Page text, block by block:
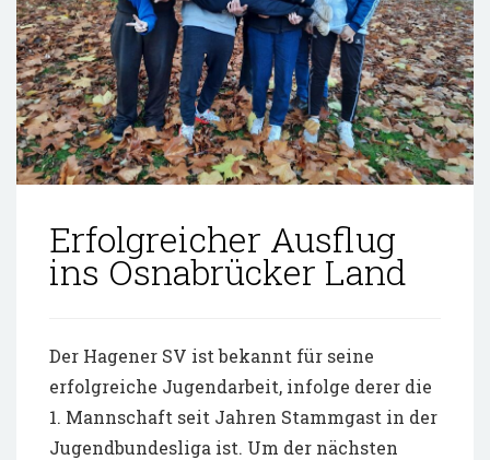
Erfolgreicher Ausflug
ins Osnabrücker Land
Der Hagener SV ist bekannt für seine
erfolgreiche Jugendarbeit, infolge derer die
1. Mannschaft seit Jahren Stammgast in der
Jugendbundesliga ist. Um der nächsten